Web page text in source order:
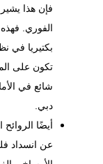
فإن هذا
الفوري.
بكتيريا في
تكون على
شائع في
دبي.
أيضًا
عن انسداد